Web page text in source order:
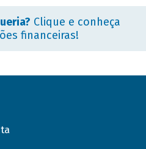
Clique e conheça
financeiras!